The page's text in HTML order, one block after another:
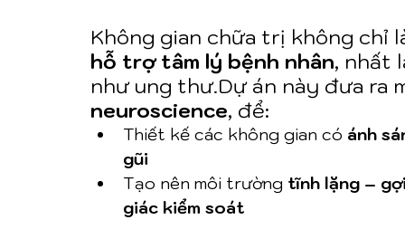
Không gian chữa trị không chỉ
hỗ trợ tâm lý bệnh nhân, nhất
như ung thư.Dự án này đưa
neuroscience, để:
Thiết kế các không gian có ánh
gũi
Tạo nên môi trường tĩnh lặng –
giác kiểm soát